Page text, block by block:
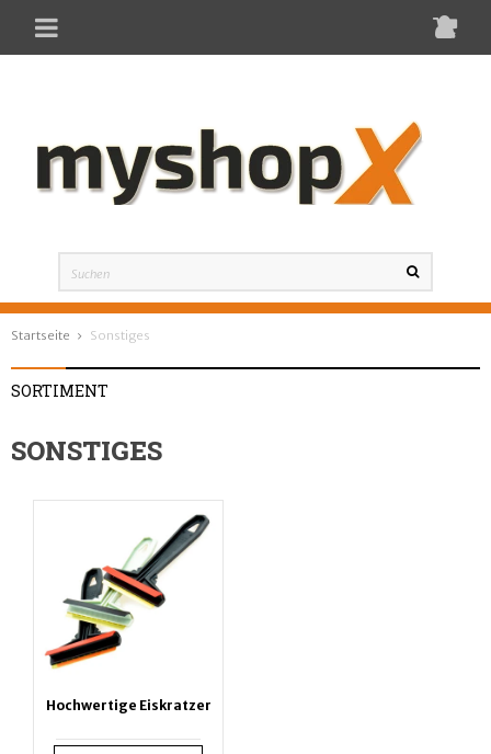
navigation
Startseite Sonstiges
SORTIMENT
SONSTIGES
Hochwertige Eiskratzer